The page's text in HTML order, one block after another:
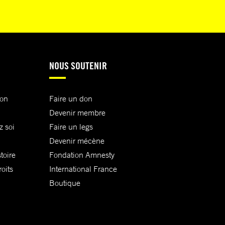
soi
NOUS SOUTENIR
Faire un don
Devenir membre
Faire un legs
Devenir mécène
Fondation Amnesty
International France
Boutique